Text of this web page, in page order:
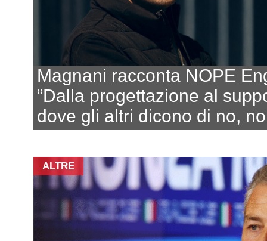
Magnani racconta NOPE
“Dalla progettazione al
dove gli altri dicono di no,
ALTRE